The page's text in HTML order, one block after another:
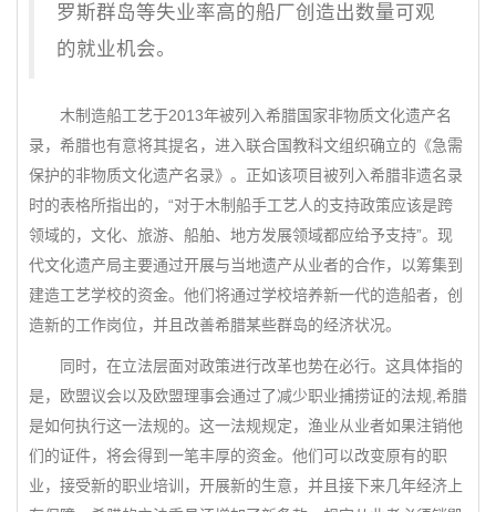
罗斯群岛等失业率高的船厂创造出数量可观
的就业机会。
木制造船工艺于2013年被列入希腊国家非物质文化遗产名
录，希腊也有意将其提名，进入联合国教科文组织确立的《急需
保护的非物质文化遗产名录》。正如该项目被列入希腊非遗名录
时的表格所指出的，“对于木制船手工艺人的支持政策应该是跨
领域的，文化、旅游、船舶、地方发展领域都应给予支持”。现
代文化遗产局主要通过开展与当地遗产从业者的合作，以筹集到
建造工艺学校的资金。他们将通过学校培养新一代的造船者，创
造新的工作岗位，并且改善希腊某些群岛的经济状况。
同时，在立法层面对政策进行改革也势在必行。这具体指的
是，欧盟议会以及欧盟理事会通过了减少职业捕捞证的法规,希腊
是如何执行这一法规的。这一法规规定，渔业从业者如果注销他
们的证件，将会得到一笔丰厚的资金。他们可以改变原有的职
业，接受新的职业培训，开展新的生意，并且接下来几年经济上